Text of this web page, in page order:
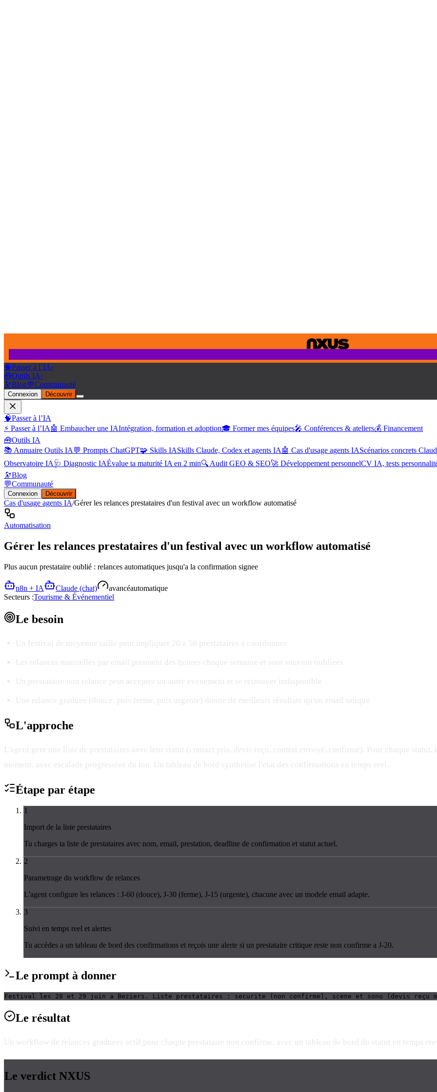
🧠Passer à l’IA›
🧰Outils IA›
🔭Blog💬Communauté
Connexion Découvrir
🧠Passer à l’IA
⚡ Passer à l’IA 🤖 Embaucher une IAIntégration, formation et adoption🎓 Former mes équipes🎤 Conférences & ateliers💰 Financement
🧰Outils IA
📚 Annuaire Outils IA 💬 Prompts ChatGPT🧩 Skills IASkills Claude, Codex et agents IA 🤖 Cas d'usage agents IAScénarios concrets
Observatoire IA 🩺 Diagnostic IAÉvalue ta maturité IA en 2 min🔍 Audit GEO & SEO🚀 Développement personnelCV IA, tests
🔭Blog
💬Communauté
Connexion Découvrir
Cas d'usage agents IA/Gérer les relances prestataires d'un festival avec un workflow automatisé
Automatisation
Gérer les relances prestataires d'un festival avec un workflow automatisé
Plus aucun prestataire oublié : relances automatiques jusqu'a la confirmation signee
n8n + IA Claude (chat) avancéautomatique
Secteurs :Tourisme & Événementiel
Le besoin
Un festival de moyenne taille peut impliquer 20 a 50 prestataires a coordonner
Les relances manuelles par email prennent des heures chaque semaine et sont souvent oubliees
Un prestataire non relance peut accepter un autre evenement et se retrouver indisponible
Une relance graduee (douce, puis ferme, puis urgente) donne de meilleurs résultats qu'un email unique
L'approche
L'agent gere une liste de prestataires avec leur statut (contact pris, devis reçu, contrat envoyé, confirmé). Pour chaque
moment, avec escalade progressive du ton. Un tableau de bord synthetise l'etat des confirmations en temps reel.
Étape par étape
1
Import de la liste prestataires
Tu charges ta liste de prestataires avec nom, email, prestation, deadline de confirmation et statut actuel.
2
Parametrage du workflow de relances
L'agent configure les relances : J-60 (douce), J-30 (ferme), J-15 (urgente), chacune avec un modele email adapte.
3
Suivi en temps reel et alertes
Tu accèdes a un tableau de bord des confirmations et reçois une alerte si un prestataire critique reste non confirme a J-20.
Le prompt à donner
Festival les 28 et 29 juin a Beziers. Liste prestataires : securite (non confirme), scene et sono (devis reçu
Le résultat
Un workflow de relances graduees actif pour chaque prestataire non confirme, avec un tableau de bord du statut en temps
Le verdict NXUS